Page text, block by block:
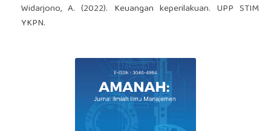
Widarjono, A. (2022). Keuangan keperilakuan. UPP STIM
YKPN.